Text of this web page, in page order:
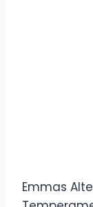
Emmas